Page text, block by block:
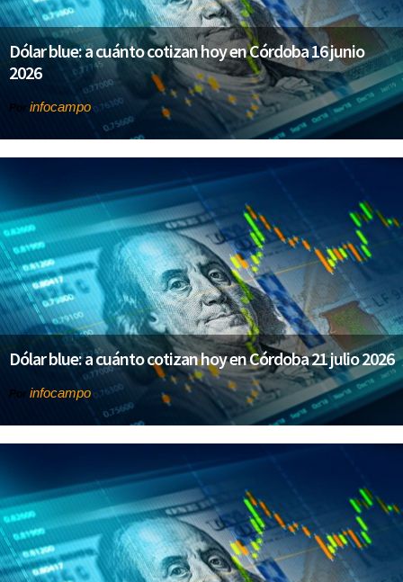
Dólar blue: a cuánto cotizan hoy en Córdoba 16 junio
2026
Por infocampo
Dólar blue: a cuánto cotizan hoy en Córdoba 21 julio 2026
Por infocampo